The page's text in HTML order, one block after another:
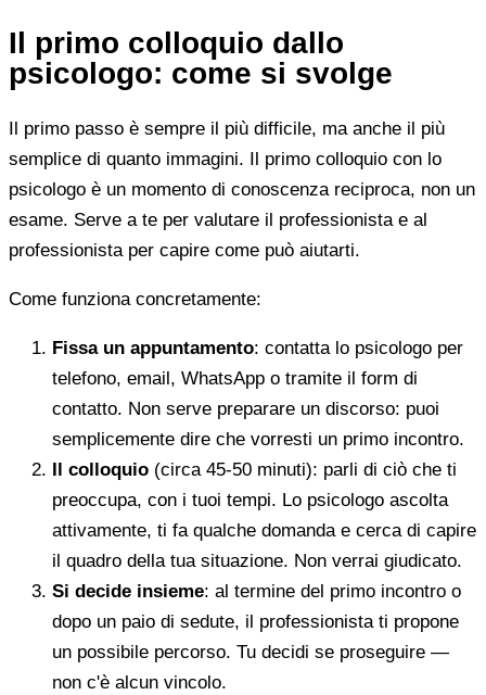
Il primo colloquio dallo
psicologo: come si svolge
Il primo passo è sempre il più difficile, ma anche il più
semplice di quanto immagini. Il primo colloquio con lo
psicologo è un momento di conoscenza reciproca, non un
esame. Serve a te per valutare il professionista e al
professionista per capire come può aiutarti.
Come funziona concretamente:
Fissa un appuntamento: contatta lo psicologo per
telefono, email, WhatsApp o tramite il form di
contatto. Non serve preparare un discorso: puoi
semplicemente dire che vorresti un primo incontro.
Il colloquio (circa 45-50 minuti): parli di ciò che ti
preoccupa, con i tuoi tempi. Lo psicologo ascolta
attivamente, ti fa qualche domanda e cerca di capire
il quadro della tua situazione. Non verrai giudicato.
Si decide insieme: al termine del primo incontro o
dopo un paio di sedute, il professionista ti propone
un possibile percorso. Tu decidi se proseguire —
non c'è alcun vincolo.